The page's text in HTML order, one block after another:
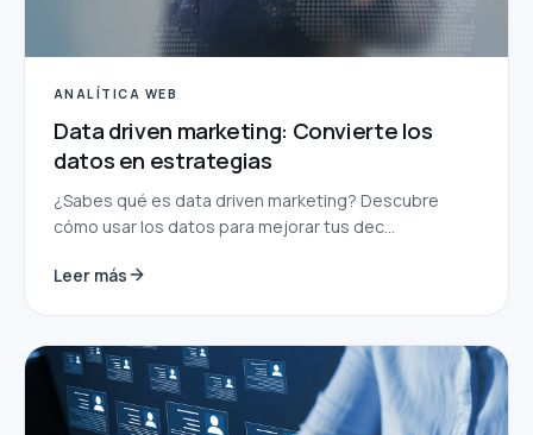
ANALÍTICA WEB
Data driven marketing: Convierte los
datos en estrategias
¿Sabes qué es data driven marketing? Descubre
cómo usar los datos para mejorar tus dec...
Leer más